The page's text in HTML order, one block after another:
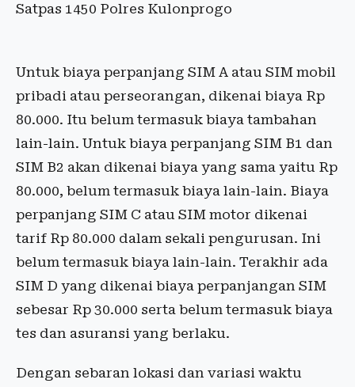
Satpas 1450 Polres Kulonprogo
Untuk biaya perpanjang SIM A atau SIM mobil
pribadi atau perseorangan, dikenai biaya Rp
80.000. Itu belum termasuk biaya tambahan
lain-lain. Untuk biaya perpanjang SIM B1 dan
SIM B2 akan dikenai biaya yang sama yaitu Rp
80.000, belum termasuk biaya lain-lain. Biaya
perpanjang SIM C atau SIM motor dikenai
tarif Rp 80.000 dalam sekali pengurusan. Ini
belum termasuk biaya lain-lain. Terakhir ada
SIM D yang dikenai biaya perpanjangan SIM
sebesar Rp 30.000 serta belum termasuk biaya
tes dan asuransi yang berlaku.
Dengan sebaran lokasi dan variasi waktu